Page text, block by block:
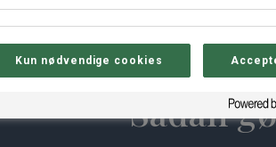
Sådan
Kun nødvendige cookies